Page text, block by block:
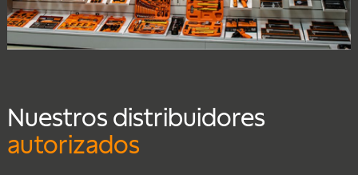
Nuestros distribuidores
autorizados